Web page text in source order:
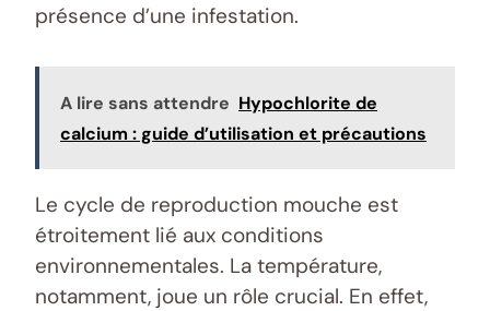
présence d’une infestation.
A lire sans attendre Hypochlorite de
calcium : guide d’utilisation et précautions
Le cycle de reproduction mouche est
étroitement lié aux conditions
environnementales. La température,
notamment, joue un rôle crucial. En effet,